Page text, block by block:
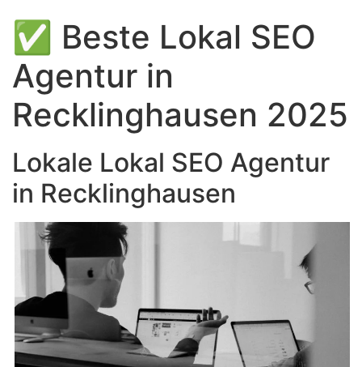
✅ Beste Lokal SEO
Agentur in
Recklinghausen 2025
Lokale Lokal SEO Agentur
in Recklinghausen